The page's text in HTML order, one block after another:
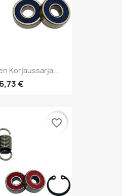
Korjaussarja...
€
favorite_border